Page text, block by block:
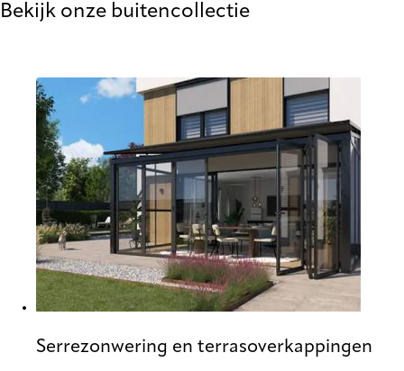
Bekijk onze buitencollectie
Serrezonwering en terrasoverkappingen